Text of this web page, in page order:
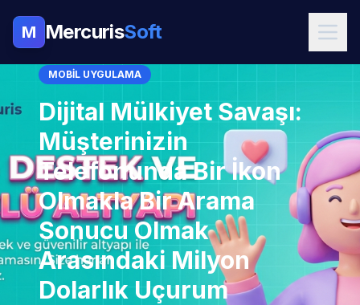
M MercurisSoft
MOBIL UYGULAMA
Dijital Mülkiyet Savaşı:
Müşterinizin
Telefonunda Bir İkon
Olmakla Bir Arama
Sonucu Olmak
Arasındaki Milyon
Dolarlık Uçurum